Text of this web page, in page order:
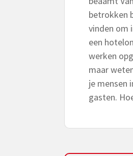
betrokken
vinden om
een
werken
maar
je mensen
gasten.